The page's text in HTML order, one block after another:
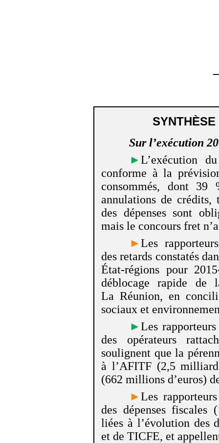
Sur l’exécution
►L’exécution
conforme à la
consommés, dont
annulations de crédits,
des dépenses sont
mais le concours fret
►Les
des retards constatés
État-régions pour
déblocage rapide
La Réunion, en
sociaux et
►Les
des opérateurs
soulignent que la
à l’AFITF (2,5
(662 millions d’euros)
►Les
des dépenses fiscales
liées à l’évolution des
et de TICFE, et